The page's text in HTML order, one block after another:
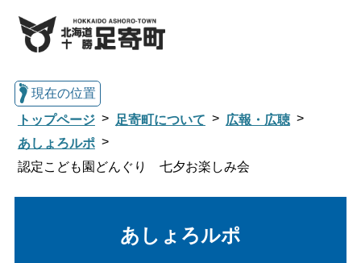
総合トップへ戻る
くらし・行政情報トップ
現在の位置
トップページ
足寄町について
広報・広聴
あしょろルポ
認定こども園どんぐり 七夕お楽しみ会
あしょろルポ